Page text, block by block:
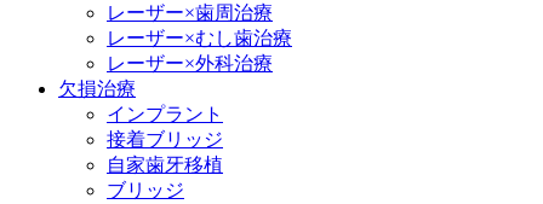
レーザー×歯周治療
レーザー×むし歯治療
レーザー×外科治療
欠損治療
インプラント
接着ブリッジ
自家歯牙移植
ブリッジ